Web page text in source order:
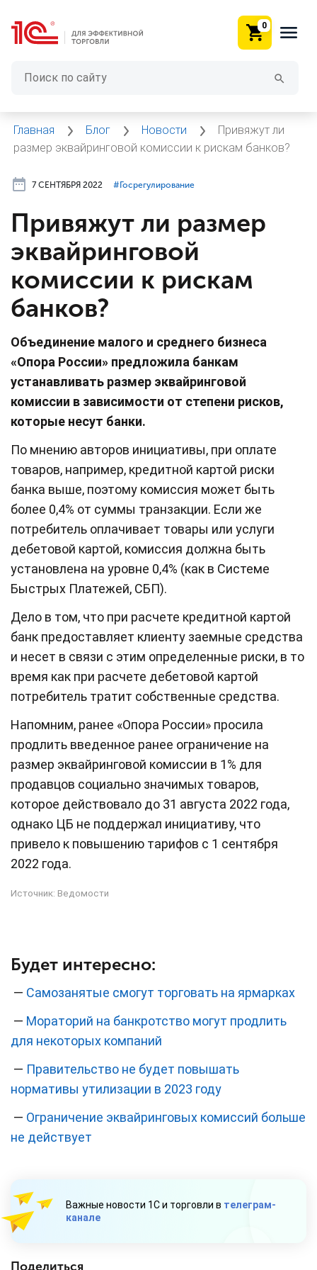
0
Главная Блог Новости
Привяжут ли
размер эквайринговой комиссии к рискам банков?
7 СЕНТЯБРЯ 2022 #⁣Госрегулирование
Привяжут ли размер
эквайринговой
комиссии к рискам
банков?
Объединение малого и среднего бизнеса
«Опора России» предложила банкам
устанавливать размер эквайринговой
комиссии в зависимости от степени рисков,
которые несут банки.
По мнению авторов инициативы, при оплате
товаров, например, кредитной картой риски
банка выше, поэтому комиссия может быть
более 0,4% от суммы транзакции. Если же
потребитель оплачивает товары или услуги
дебетовой картой, комиссия должна быть
установлена на уровне 0,4% (как в Системе
Быстрых Платежей, СБП).
Дело в том, что при расчете кредитной картой
банк предоставляет клиенту заемные средства
и несет в связи с этим определенные риски, в то
время как при расчете дебетовой картой
потребитель тратит собственные средства.
Напомним, ранее «Опора России» просила
продлить введенное ранее ограничение на
размер эквайринговой комиссии в 1% для
продавцов социально значимых товаров,
которое действовало до 31 августа 2022 года,
однако ЦБ не поддержал инициативу, что
привело к повышению тарифов с 1 сентября
2022 года.
Источник: Ведомости
Будет интересно:
— Самозанятые смогут торговать на ярмарках
— Мораторий на банкротство могут продлить
для некоторых компаний
— Правительство не будет повышать
нормативы утилизации в 2023 году
— Ограничение эквайринговых комиссий больше
не действует
Важные новости 1С и торговли в телеграм-
канале
Поделиться